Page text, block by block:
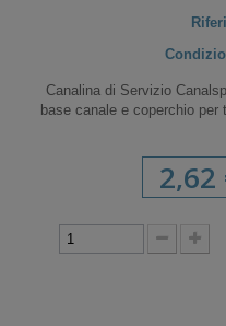
Canalina di Servizio
base canale e coperchio per
2,62